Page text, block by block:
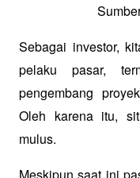
Sebagai investor,
pelaku pasar,
pengembang
Oleh karena itu,
mulus.
Meskipun saat ini